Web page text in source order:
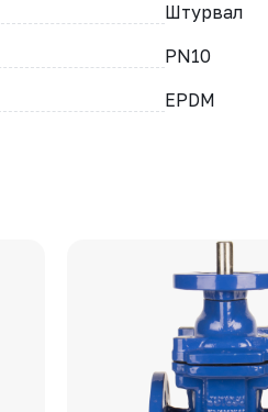
Штурвал
PN10
EPDM